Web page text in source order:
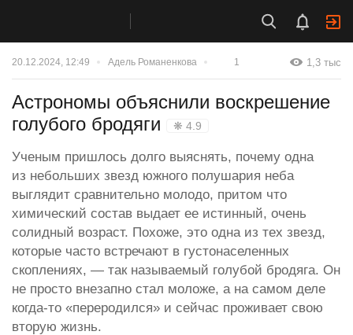
20.12.2024, 12:49 Адель Романенкова 1 1,3 тыс
Астрономы объяснили воскрешение
голубого бродяги
❋ 4.9
Ученым пришлось долго выяснять, почему одна
из небольших звезд южного полушария неба
выглядит сравнительно молодо, притом что
химический состав выдает ее истинный, очень
солидный возраст. Похоже, это одна из тех звезд,
которые часто встречают в густонаселенных
скоплениях, — так называемый голубой бродяга. Он
не просто внезапно стал моложе, а на самом деле
когда-то «переродился» и сейчас проживает свою
вторую жизнь.